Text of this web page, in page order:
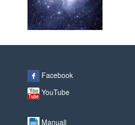
Facebook
YouTube
Manuali